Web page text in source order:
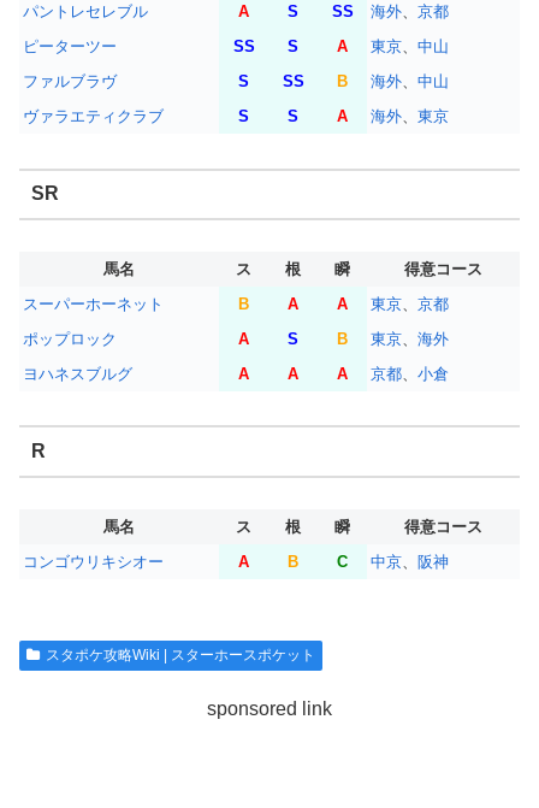
パントレセレブル A S SS 海外
京都
ピーターツー
SS S A 東京
中山
ファルブラヴ
S SS B 海外
中山
ヴァラエティクラブ
S S A 海外 東京
SR
馬名 ス 根 瞬
得意コース
スーパーホーネット
B A A 東京
京都
ポップロック
A S B 東京
海外
ヨハネスブルグ
A A A 京都 小倉
R
馬名 ス 根 瞬
得意コース
コンゴウリキシオー
A B C 中京 阪神
スタポケ攻略Wiki | スターホースポケット
sponsored link